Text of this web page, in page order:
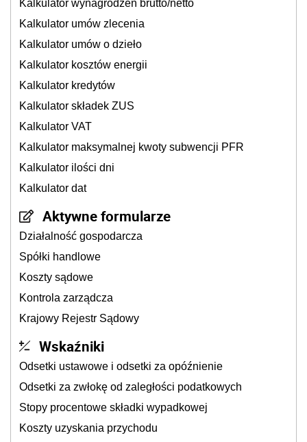
Kalkulator wynagrodzeń brutto/netto
Kalkulator umów zlecenia
Kalkulator umów o dzieło
Kalkulator kosztów energii
Kalkulator kredytów
Kalkulator składek ZUS
Kalkulator VAT
Kalkulator maksymalnej kwoty subwencji PFR
Kalkulator ilości dni
Kalkulator dat
Aktywne formularze
Działalność gospodarcza
Spółki handlowe
Koszty sądowe
Kontrola zarządcza
Krajowy Rejestr Sądowy
Wskaźniki
Odsetki ustawowe i odsetki za opóźnienie
Odsetki za zwłokę od zaległości podatkowych
Stopy procentowe składki wypadkowej
Koszty uzyskania przychodu